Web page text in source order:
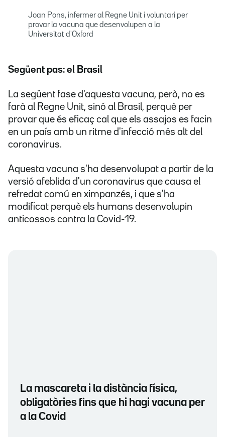
Joan Pons, infermer al Regne Unit i voluntari per
provar la vacuna que desenvolupen a la
Universitat d'Oxford
Següent pas: el Brasil
La següent fase d'aquesta vacuna, però, no es
farà al Regne Unit, sinó al Brasil, perquè per
provar que és eficaç cal que els assajos es facin
en un país amb un ritme d'infecció més alt del
coronavirus.
Aquesta vacuna s'ha desenvolupat a partir de la
versió afeblida d'un coronavirus que causa el
refredat comú en ximpanzés, i que s'ha
modificat perquè els humans desenvolupin
anticossos contra la Covid-19.
La mascareta i la distància física,
obligatòries fins que hi hagi vacuna per
a la Covid